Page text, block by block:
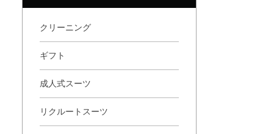
クリーニング
ギフト
成人式スーツ
リクルートスーツ